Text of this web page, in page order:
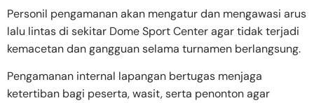
Personil pengamanan akan mengatur dan mengawasi arus
lalu lintas di sekitar Dome Sport Center agar tidak terjadi
kemacetan dan gangguan selama turnamen berlangsung.
Pengamanan internal lapangan bertugas menjaga
ketertiban bagi peserta, wasit, serta penonton agar